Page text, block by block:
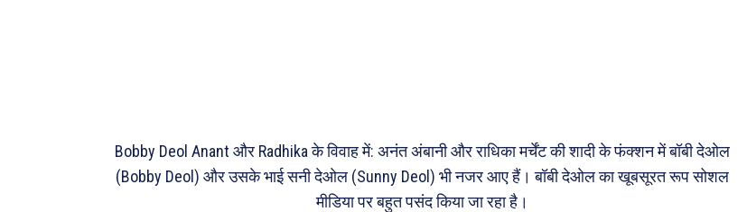
अजब-ग़ज़ब
पर्यटन
Finance
महिला जगत
Bobby Deol Anant और Radhika के विवाह में: अनंत अंबानी और राधिका मर्चेंट की शादी के फंक्शन में बॉबी देओल
(Bobby Deol) और उसके भाई सनी देओल (Sunny Deol) भी नजर आए हैं। बॉबी देओल का खूबसूरत रूप सोशल
मीडिया पर बहुत पसंद किया जा रहा है।